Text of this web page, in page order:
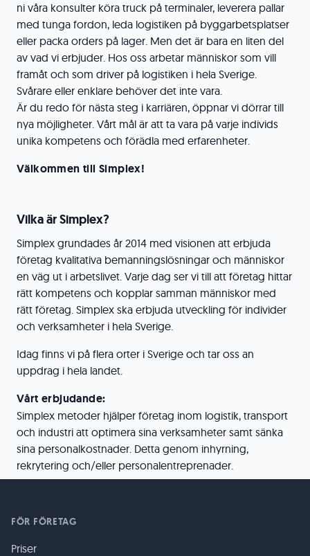
ni våra konsulter köra truck på terminaler, leverera pallar
med tunga fordon, leda logistiken på byggarbetsplatser
eller packa orders på lager. Men det är bara en liten del
av vad vi erbjuder. Hos oss arbetar människor som vill
framåt och som driver på logistiken i hela Sverige.
Svårare eller enklare behöver det inte vara.
Är du redo för nästa steg i karriären, öppnar vi dörrar till
nya möjligheter. Vårt mål är att ta vara på varje individs
unika kompetens och förädla med erfarenheter.
Välkommen till Simplex!
Vilka är Simplex?
Simplex grundades år 2014 med visionen att erbjuda
företag kvalitativa bemanningslösningar och människor
en väg ut i arbetslivet. Varje dag ser vi till att företag hittar
rätt kompetens och kopplar samman människor med
rätt företag. Simplex ska erbjuda utveckling för individer
och verksamheter i hela Sverige.
Idag finns vi på flera orter i Sverige och tar oss an
uppdrag i hela landet.
Vårt erbjudande:
Simplex metoder hjälper företag inom logistik, transport
och industri att optimera sina verksamheter samt sänka
sina personalkostnader. Detta genom inhyrning,
rekrytering och/eller personalentreprenader.
FÖR FÖRETAG
Priser